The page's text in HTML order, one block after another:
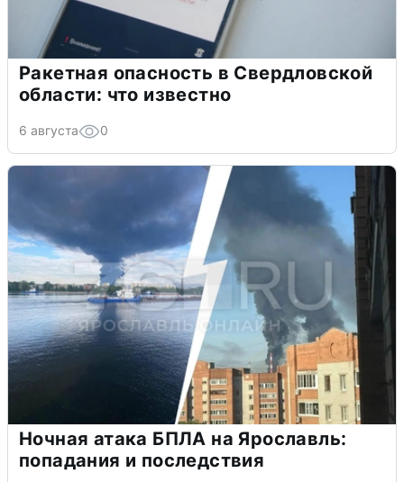
Ракетная опасность в Свердловской
области: что известно
6 августа 0
Ночная атака БПЛА на Ярославль:
попадания и последствия